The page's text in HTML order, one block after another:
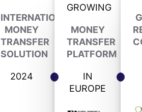
INTERNATIONAL
MONEY
TRANSFER
SOLUTION
2024
GROWING
MONEY
TRANSFER
PLATFORM
IN
EUROPE